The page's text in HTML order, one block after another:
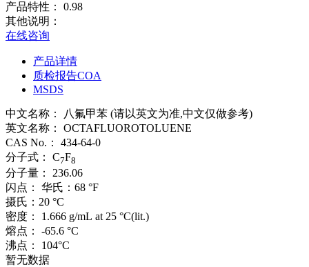
产品特性：
0.98
其他说明：
在线咨询
产品详情
质检报告COA
MSDS
中文名称：
八氟甲苯 (请以英文为准,中文仅做参考)
英文名称： OCTAFLUOROTOLUENE
CAS No.：
434-64-0
分子式：
C7F8
分子量：
236.06
闪点：
华氏：68 °F
摄氏：20 °C
密度：
1.666 g/mL at 25 °C(lit.)
熔点：
-65.6 °C
沸点：
104°C
暂无数据